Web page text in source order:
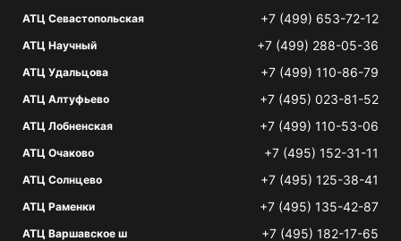
АТЦ Севастопольская +7 (499) 653-72-12
АТЦ Научный +7 (499) 288-05-36
АТЦ Удальцова +7 (499) 110-86-79
АТЦ Алтуфьево +7 (495) 023-81-52
АТЦ Лобненская +7 (499) 110-53-06
АТЦ Очаково +7 (495) 152-31-11
АТЦ Солнцево +7 (495) 125-38-41
АТЦ Раменки +7 (495) 135-42-87
АТЦ Варшавское ш +7 (495) 182-17-65